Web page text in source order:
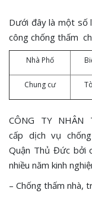
Dưới đây là một số
công chống thấm
Nhà Phố
Chung cư
CÔNG TY
cấp dịch vụ
Quận Thủ Đức bởi
nhiều năm kinh
– Chống thấm nhà,